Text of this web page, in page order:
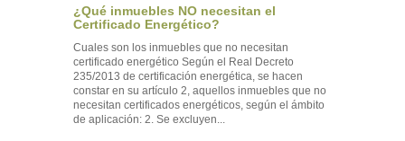
¿Qué inmuebles NO necesitan el
Certificado Energético?
Cuales son los inmuebles que no necesitan
certificado energético Según el Real Decreto
235/2013 de certificación energética, se hacen
constar en su artículo 2, aquellos inmuebles que no
necesitan certificados energéticos, según el ámbito
de aplicación: 2. Se excluyen...